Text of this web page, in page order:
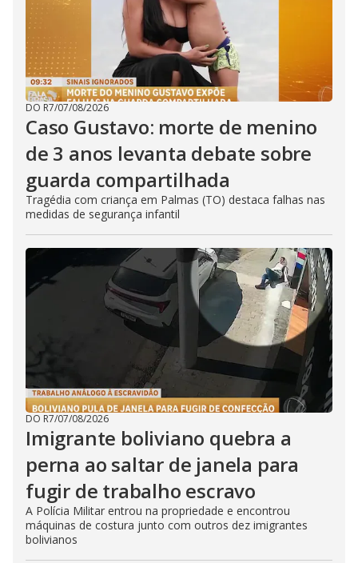
DO R7/07/08/2026
Caso Gustavo: morte de menino
de 3 anos levanta debate sobre
guarda compartilhada
Tragédia com criança em Palmas (TO) destaca falhas nas
medidas de segurança infantil
DO R7/07/08/2026
Imigrante boliviano quebra a
perna ao saltar de janela para
fugir de trabalho escravo
A Polícia Militar entrou na propriedade e encontrou
máquinas de costura junto com outros dez imigrantes
bolivianos